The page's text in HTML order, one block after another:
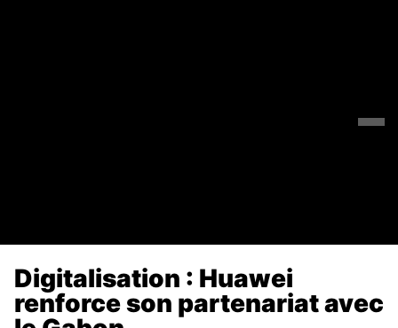
Digitalisation : Huawei
renforce son partenariat avec